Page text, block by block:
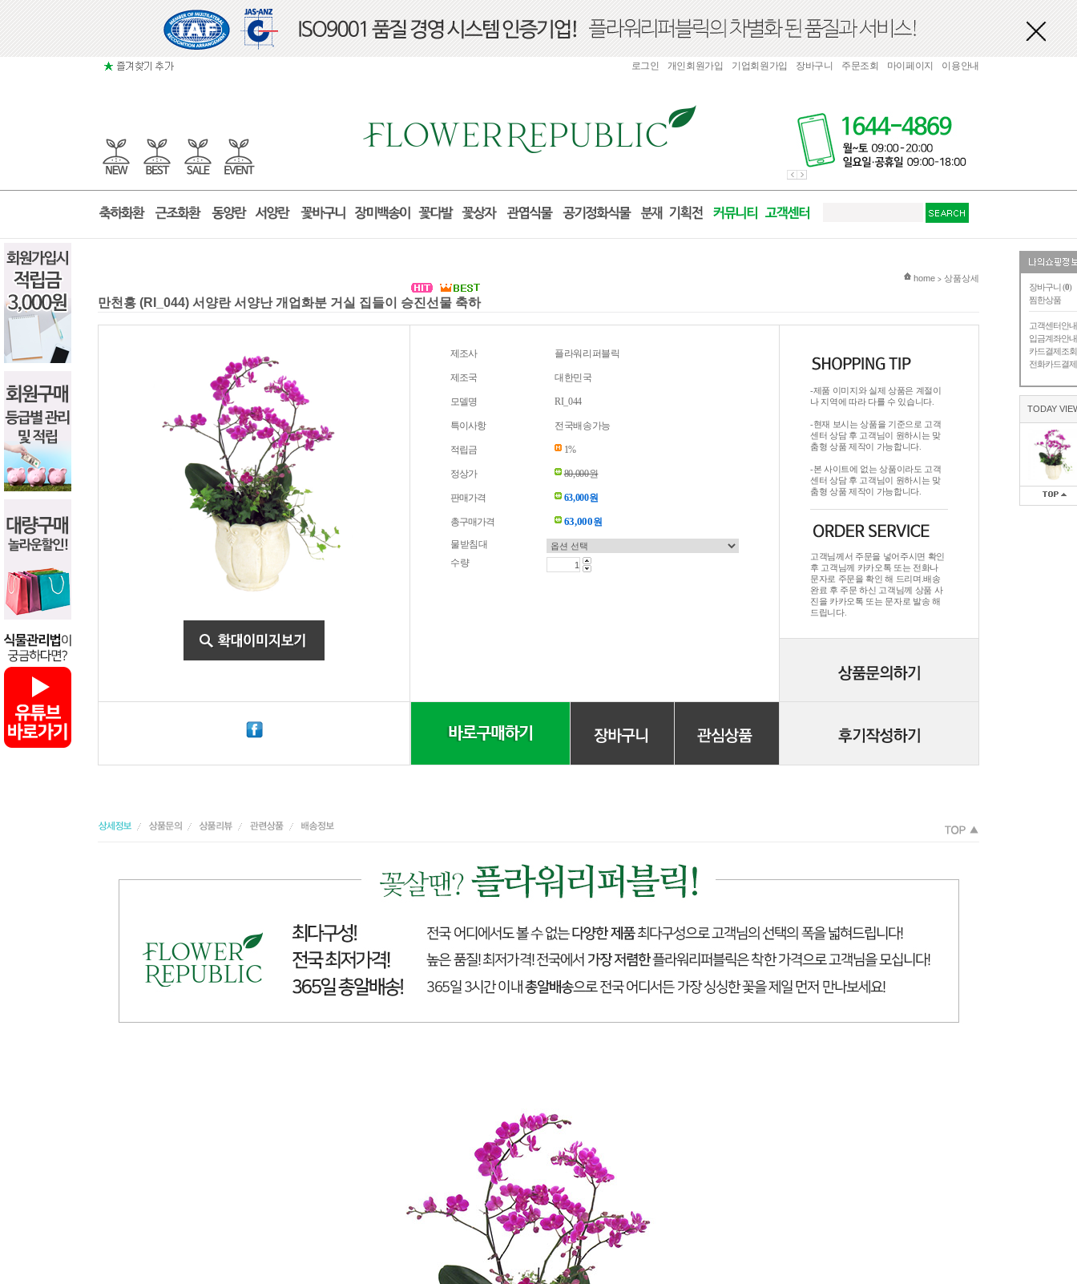
장바구니 (0)
찜한상품
고객센터안내
입금계좌안내
카드결제조회
전화카드결제
TODAY
로그인 개인회원가입 기업회원가입 장바구니 주문조회 마이페이지 이용안내
현재 위치
home > 상품상세
만천홍 (RI_044) 서양란 서양난 개업화분 거실 집들이 승진선물 축하
제조사 플라워리퍼블릭
제조국 대한민국
모델명 RI_044
특이사항 전국배송가능
적립금 1%
정상가 80,000원
판매가격 63,000원
총구매가격 63,000원
물받침대
수량
-제품 이미지와 실제 상품은 계절이
나 지역에 따라 다를 수 있습니다.
-현재 보시는 상품을 기준으로 고객
센터 상담 후 고객님이 원하시는 맞
춤형 상품 제작이 가능합니다.
-본 사이트에 없는 상품이라도 고객
센터 상담 후 고객님이 원하시는 맞
춤형 상품 제작이 가능합니다.
고객님께서 주문을 넣어주시면 확인
후 고객님께 카카오톡 또는 전화나
문자로 주문을 확인 해 드리며.배송
완료 후 주문 하신 고객님께 상품 사
진을 카카오톡 또는 문자로 발송 해
드립니다.